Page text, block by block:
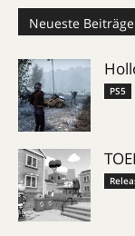
Neueste Beiträge
PS5